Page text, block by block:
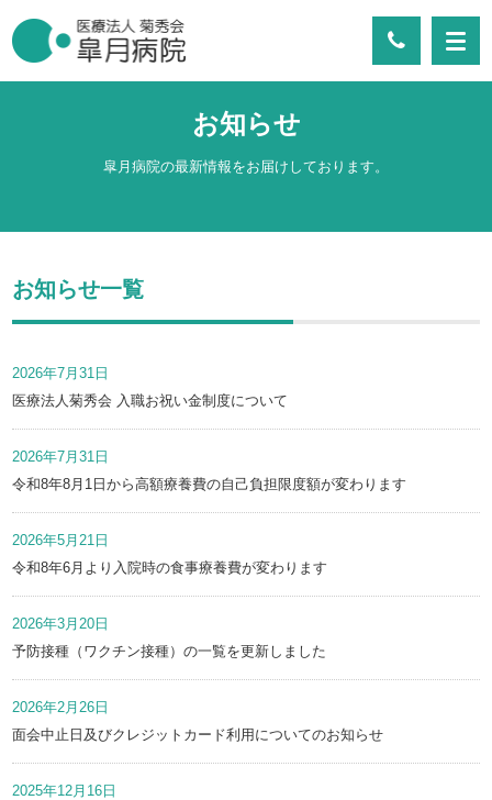
お知らせ
皐月病院の最新情報をお届けしております。
お知らせ一覧
2026年7月31日
医療法人菊秀会 入職お祝い金制度について
2026年7月31日
令和8年8月1日から高額療養費の自己負担限度額が変わります
2026年5月21日
令和8年6月より入院時の食事療養費が変わります
2026年3月20日
予防接種（ワクチン接種）の一覧を更新しました
2026年2月26日
面会中止日及びクレジットカード利用についてのお知らせ
2025年12月16日